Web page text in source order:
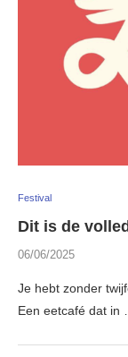
Festival
Dit is de
06/06/2025
Je hebt zonder
Een eetcafé dat in